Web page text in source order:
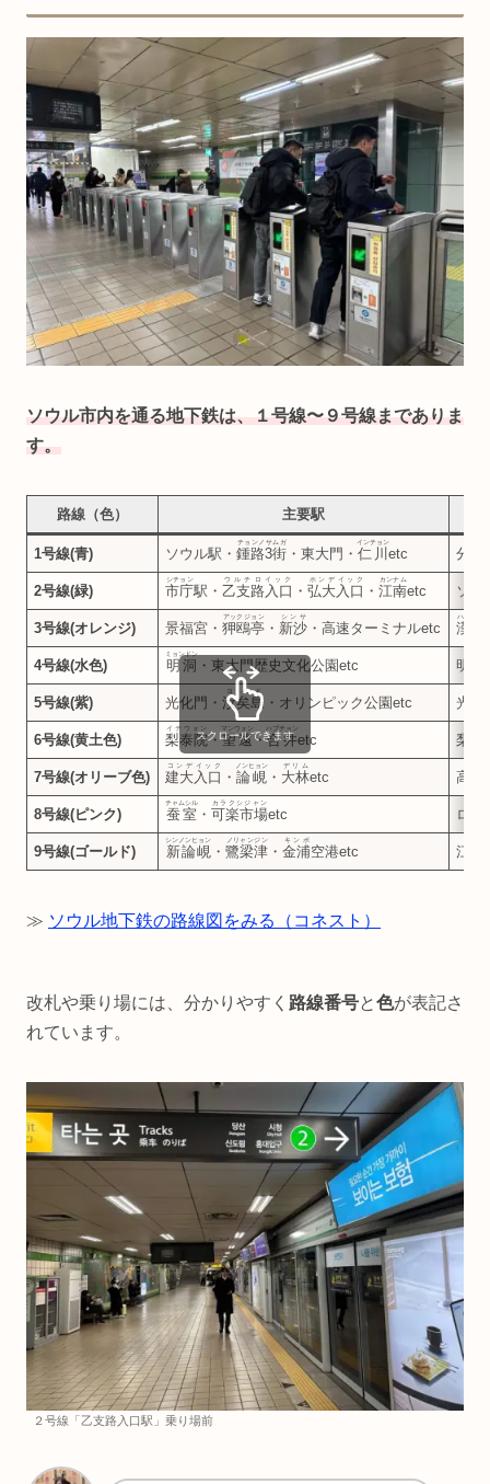
ソウル市内を通る地下鉄は、１号線〜９号線までありま
す。
路線（色） 主要駅
1号線(青) ソウル駅・鍾路3街
チョンノサムガ
・東大門・仁川
インチョン
etc 分岐
2号線(緑) 市庁
シチョン
駅・乙支路入口
ウルチロイック
・弘大入口
ホンデイック
・江南
カンナム
etc ソウ
3号線(オレンジ) 景福宮・狎鴎亭
アックジョン
・ 新沙
シンサ
・高速ターミナルetc 漢江
ハンガン
4号線(水色) 明洞
ミョンドン
・東大門歴史文化公園etc 明洞
5号線(紫) 光化門・汝矣島
ヨイド
・オリンピック公園etc 光化
6号線(黄土色) 梨泰院
イテウォン
・望遠
マンウォン
・合井
ハプチョン
etc 梨泰
7号線(オリーブ色) 建大入口
コンデイック
・論峴
ノンヒョン
・ 大林
デリム
etc 高速
8号線(ピンク) 蚕室
チャムシル
・可楽市場
カラクシジャン
etc ロッ
9号線(ゴールド) 新論峴
シンノンヒョン
・鷺梁津
ノリャンジン
・金浦
キンポ
空港etc 江南
スクロールできます
≫ ソウル地下鉄の路線図をみる（コネスト）
改札や乗り場には、分かりやすく 路線番号と色が表記さ
れています。
２号線「乙支路入口駅」乗り場前